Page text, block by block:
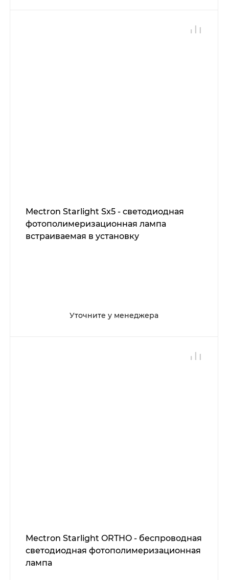
Mectron Starlight Sx5 - светодиодная
фотополимеризационная лампа
встраиваемая в установку
Уточните у менеджера
Mectron Starlight ORTHO - беспроводная
светодиодная фотополимеризационная
лампа